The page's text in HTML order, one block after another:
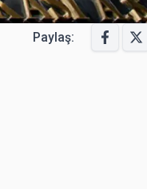
Paylaş: